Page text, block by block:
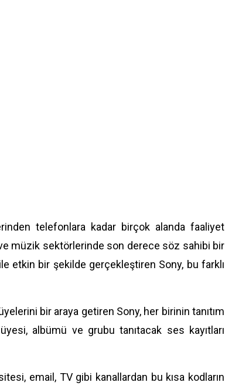
telefonlara kadar birçok alanda faaliyet
müzik sektörlerinde son derece söz sahibi bir
etkin bir şekilde gerçekleştiren Sony, bu farklı
bir araya getiren Sony, her birinin tanıtım
albümü ve grubu tanıtacak ses kayıtları
email, TV gibi kanallardan bu kısa kodların